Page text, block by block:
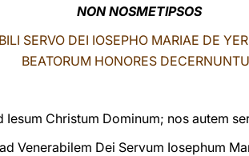
NON NOSMETIPSOS
SERVO DEI IOSEPHO MARIAE DE
BEATORUM HONORES
Christum Dominum; nos autem
Venerabilem Dei Servum Iosephum